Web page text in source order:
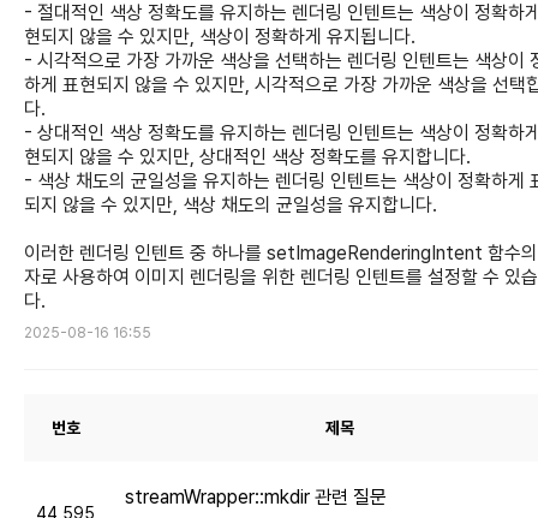
- 절대적인 색상 정확도를 유지하는 렌더링 인텐트는 색상이 정확하
현되지 않을 수 있지만, 색상이 정확하게 유지됩니다.
- 시각적으로 가장 가까운 색상을 선택하는 렌더링 인텐트는 색상이
하게 표현되지 않을 수 있지만, 시각적으로 가장 가까운 색상을 선택
다.
- 상대적인 색상 정확도를 유지하는 렌더링 인텐트는 색상이 정확하
현되지 않을 수 있지만, 상대적인 색상 정확도를 유지합니다.
- 색상 채도의 균일성을 유지하는 렌더링 인텐트는 색상이 정확하게
되지 않을 수 있지만, 색상 채도의 균일성을 유지합니다.
이러한 렌더링 인텐트 중 하나를 setImageRenderingIntent 함수
자로 사용하여 이미지 렌더링을 위한 렌더링 인텐트를 설정할 수 있
다.
2025-08-16 16:55
번호 제목
44,595
streamWrapper::mkdir 관련 질문